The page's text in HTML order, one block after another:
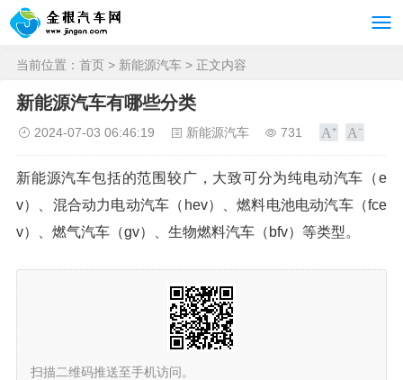
当前位置： 首页 > 新能源汽车 > 正文内容
新能源汽车有哪些分类
2024-07-03 06:46:19 新能源汽车 731
新能源汽车包括的范围较广，大致可分为纯电动汽车（e
v）、混合动力电动汽车（hev）、燃料电池电动汽车（fce
v）、燃气汽车（gv）、生物燃料汽车（bfv）等类型。
扫描二维码推送至手机访问。